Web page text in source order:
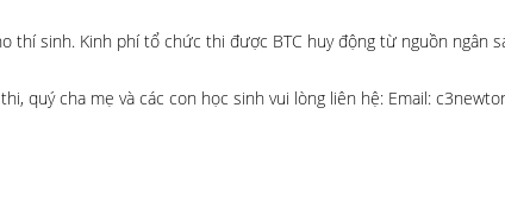
thí sinh. Kinh phí tổ chức thi được BTC huy động từ nguồn ngân
quý cha mẹ và các con học sinh vui lòng liên hệ: Email: